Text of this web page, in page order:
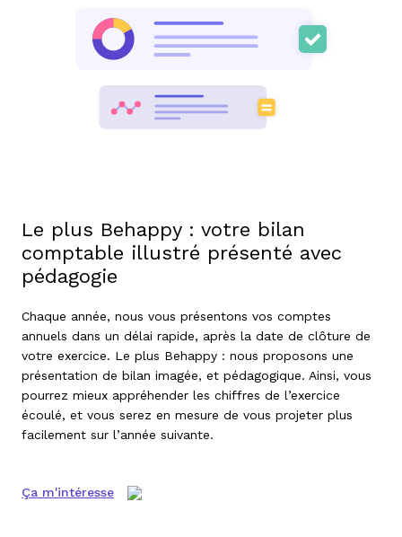
Le plus Behappy : votre bilan
comptable illustré présenté avec
pédagogie
Chaque année, nous vous présentons vos comptes
annuels dans un délai rapide, après la date de clôture de
votre exercice. Le plus Behappy : nous proposons une
présentation de bilan imagée, et pédagogique. Ainsi, vous
pourrez mieux appréhender les chiffres de l’exercice
écoulé, et vous serez en mesure de vous projeter plus
facilement sur l’année suivante.
Ça m'intéresse